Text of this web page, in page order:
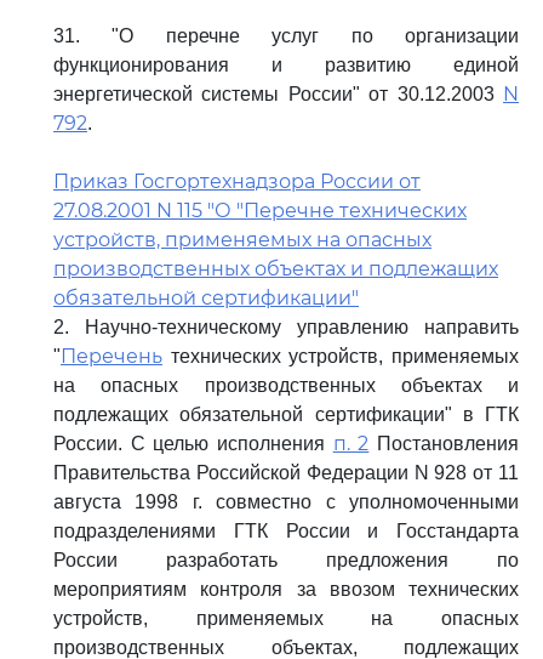
31. "О перечне услуг по организации
функционирования и развитию единой
энергетической системы России" от 30.12.2003 N
792.
Приказ Госгортехнадзора России от
27.08.2001 N 115 "О "Перечне технических
устройств, применяемых на опасных
производственных объектах и подлежащих
обязательной сертификации"
2. Научно-техническому управлению направить
"Перечень технических устройств, применяемых
на опасных производственных объектах и
подлежащих обязательной сертификации" в ГТК
России. С целью исполнения п. 2 Постановления
Правительства Российской Федерации N 928 от 11
августа 1998 г. совместно с уполномоченными
подразделениями ГТК России и Госстандарта
России разработать предложения по
мероприятиям контроля за ввозом технических
устройств, применяемых на опасных
производственных объектах, подлежащих